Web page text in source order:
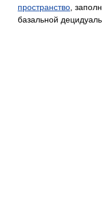
пространство ,
базальной